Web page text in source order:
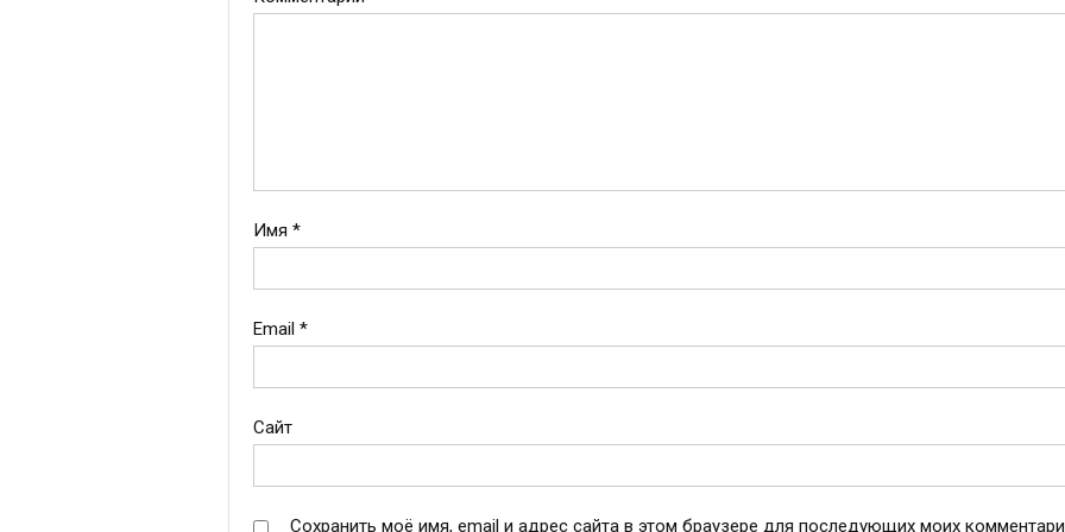
Имя *
Email *
Сайт
Сохранить моё имя, email и адрес сайта в этом браузере для последующих моих